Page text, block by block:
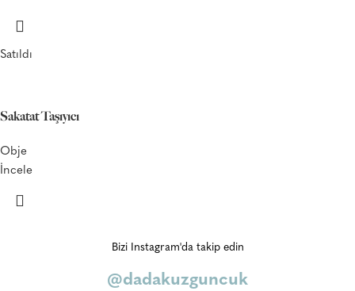
Satıldı
Sakatat Taşıyıcı
Obje
İncele
Bizi Instagram'da takip edin
@dadakuzguncuk